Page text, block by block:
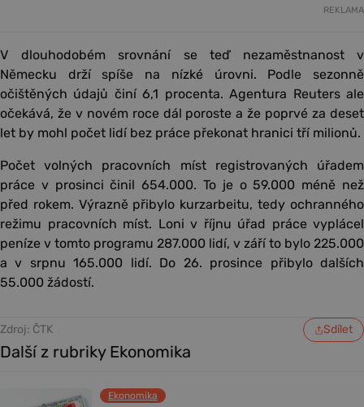
REKLAMA
V dlouhodobém srovnání se teď nezaměstnanost v
Německu drží spíše na nízké úrovni. Podle sezonně
očištěných údajů činí 6,1 procenta. Agentura Reuters ale
očekává, že v novém roce dál poroste a že poprvé za deset
let by mohl počet lidí bez práce překonat hranici tří milionů.
Počet volných pracovních míst registrovaných úřadem
práce v prosinci činil 654.000. To je o 59.000 méně než
před rokem. Výrazně přibylo kurzarbeitu, tedy ochranného
režimu pracovních míst. Loni v říjnu úřad práce vyplácel
peníze v tomto programu 287.000 lidí, v září to bylo 225.000
a v srpnu 165.000 lidí. Do 26. prosince přibylo dalších
55.000 žádostí.
Zdroj: ČTK Sdílet
Další z rubriky Ekonomika
Ekonomika